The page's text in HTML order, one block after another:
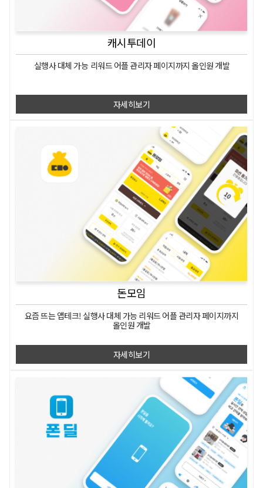
캐시투데이
실행사 대체 가능 리워드 어플관리자 페이지까지 올인원 개발
자세히보기
돈모임
요즘 뜨는 앱테크! 실행사 대체 가능 리워드 어플관리자 페이지까지
올인원 개발
자세히보기